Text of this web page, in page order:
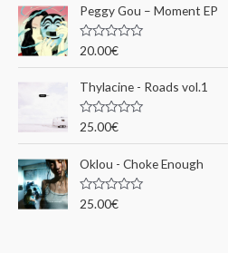
u
r
:
e
0
s
r
5
Peggy Gou ‎– Moment EP
N
t
e
0
s
r
5
20.00€
Thylacine - Roads vol.1
N
e
0
s
r
25.00€
Oklou - Choke Enough
N
25.00€